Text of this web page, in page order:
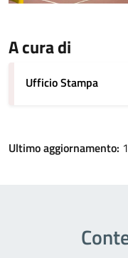
A cura di
Ufficio Stampa
Ultimo aggiornamento: